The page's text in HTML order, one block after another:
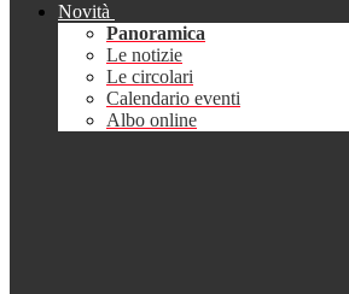
Novità
Panoramica
Le notizie
Le circolari
Calendario eventi
Albo online